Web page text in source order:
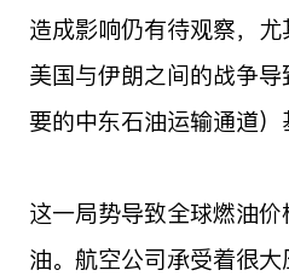
造成影响仍有待观察，尤
美国与伊朗之间的战争
要的中东石油运输通道）
这一局势导致全球燃油
油。航空公司承受着很